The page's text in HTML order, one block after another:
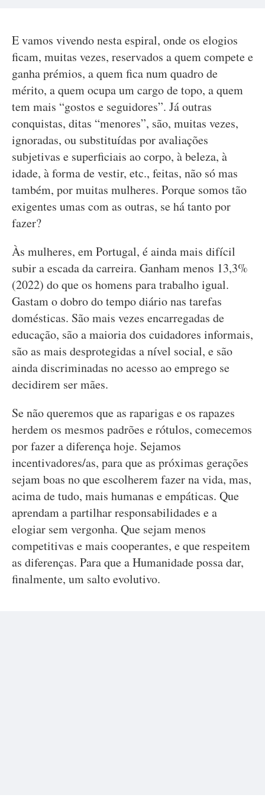
E vamos vivendo nesta espiral, onde os elogios
ficam, muitas vezes, reservados a quem compete e
ganha prémios, a quem fica num quadro de
mérito, a quem ocupa um cargo de topo, a quem
tem mais “gostos e seguidores”. Já outras
conquistas, ditas “menores”, são, muitas vezes,
ignoradas, ou substituídas por avaliações
subjetivas e superficiais ao corpo, à beleza, à
idade, à forma de vestir, etc., feitas, não só mas
também, por muitas mulheres. Porque somos tão
exigentes umas com as outras, se há tanto por
fazer?
Às mulheres, em Portugal, é ainda mais difícil
subir a escada da carreira. Ganham menos 13,3%
(2022) do que os homens para trabalho igual.
Gastam o dobro do tempo diário nas tarefas
domésticas. São mais vezes encarregadas de
educação, são a maioria dos cuidadores informais,
são as mais desprotegidas a nível social, e são
ainda discriminadas no acesso ao emprego se
decidirem ser mães.
Se não queremos que as raparigas e os rapazes
herdem os mesmos padrões e rótulos, comecemos
por fazer a diferença hoje. Sejamos
incentivadores/as, para que as próximas gerações
sejam boas no que escolherem fazer na vida, mas,
acima de tudo, mais humanas e empáticas. Que
aprendam a partilhar responsabilidades e a
elogiar sem vergonha. Que sejam menos
competitivas e mais cooperantes, e que respeitem
as diferenças. Para que a Humanidade possa dar,
finalmente, um salto evolutivo.